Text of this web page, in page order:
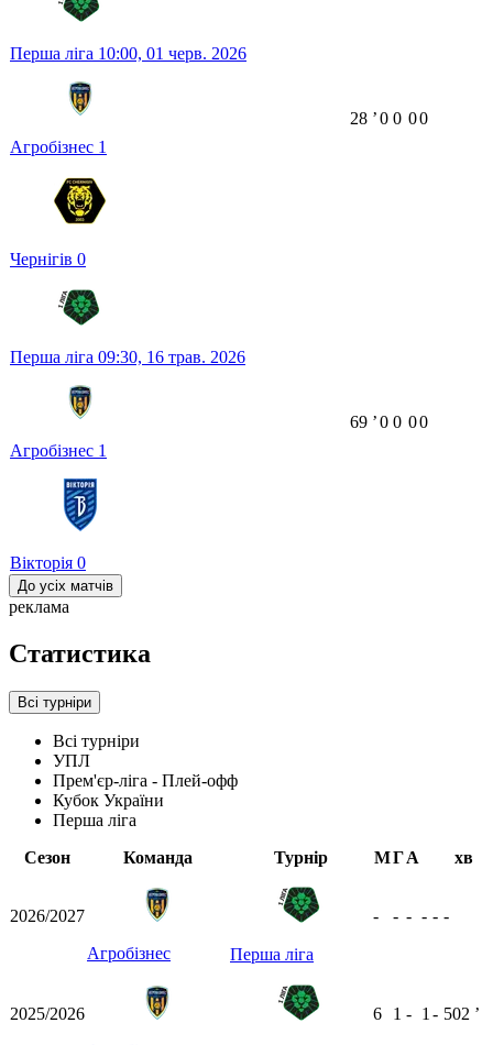
Перша ліга 10:00, 01 черв. 2026
Агробізнес 1
Чернігів 0
28 ʼ0 0 00
Перша ліга 09:30, 16 трав. 2026
Агробізнес 1
Вікторія 0
69 ʼ0 0 00
До усіх матчів
реклама
Статистика
Всі турніри
Всі турніри
УПЛ
Прем'єр-ліга - Плей-офф
Кубок України
Перша ліга
Сезон
Команда Турнір МГА хв
2026/2027
Агробізнес
Перша ліга
- - - - - -
2025/2026
6 1 - 1 - 502 ʼ